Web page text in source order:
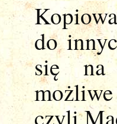
do
się na
czyli